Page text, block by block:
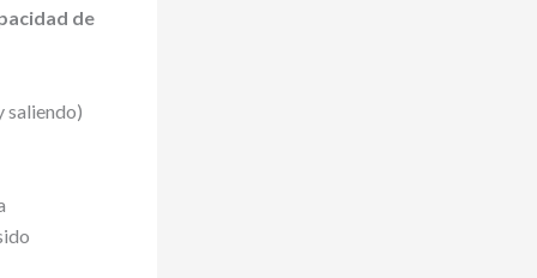
de
saliendo)